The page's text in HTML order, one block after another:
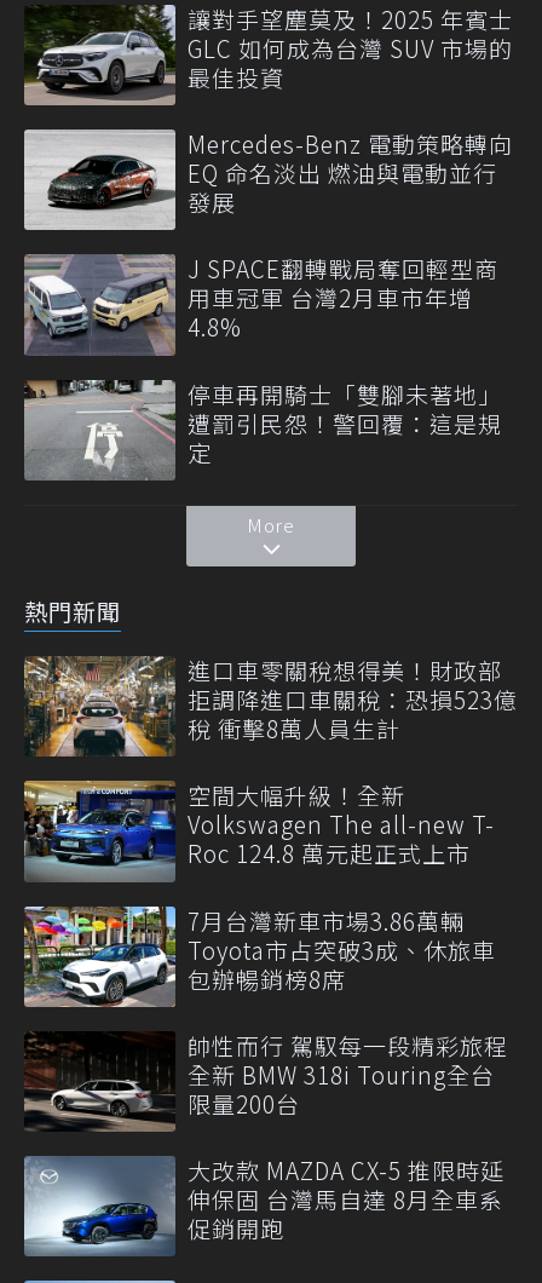
讓對手望塵莫及！2025 年賓士
GLC 如何成為台灣 SUV 市場的
最佳投資
Mercedes-Benz 電動策略轉向
EQ 命名淡出 燃油與電動並行
發展
J SPACE翻轉戰局奪回輕型商
用車冠軍 台灣2月車市年增
4.8%
停車再開騎士「雙腳未著地」
遭罰引民怨！警回覆：這是規
定
More
熱門新聞
進口車零關稅想得美！財政部
拒調降進口車關稅：恐損523億
稅 衝擊8萬人員生計
空間大幅升級！全新
Volkswagen The all-new T-
Roc 124.8 萬元起正式上市
7月台灣新車市場3.86萬輛
Toyota市占突破3成、休旅車
包辦暢銷榜8席
帥性而行 駕馭每一段精彩旅程
全新 BMW 318i Touring全台
限量200台
大改款 MAZDA CX-5 推限時延
伸保固 台灣馬自達 8月全車系
促銷開跑